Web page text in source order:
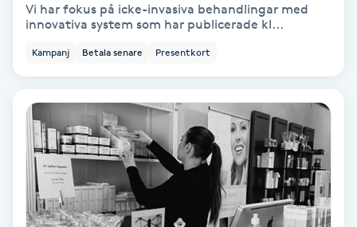
Keratinbehandling
Kinesiologi
Kinesisk medicin
Kiropraktik
Klangmassage
Vi har fokus på icke-invasiva behandlingar med
innovativa system som har publicerade kl...
Kampanj Betala senare Presentkort